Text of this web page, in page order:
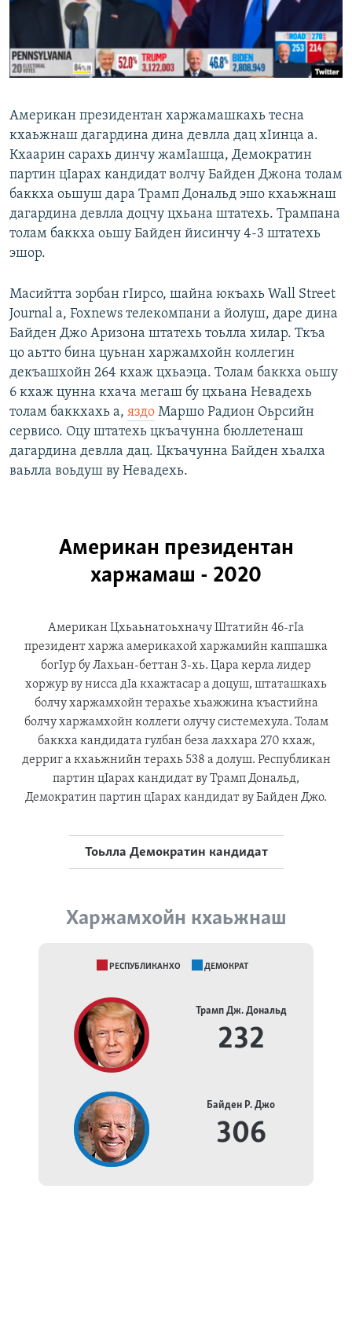
Американ президентан харжамашкахь тесна
кхаьжнаш дагардина дина девлла дац хIинца а.
Кхаарин сарахь динчу жамIашца, Демократин
партин цIарах кандидат волчу Байден Джона толам
баккха оьшуш дара Трамп Дональд эшо кхаьжнаш
дагардина девлла доцчу цхьана штатехь. Трампана
толам баккха оьшу Байден йисинчу 4-3 штатехь
эшор.
Масийтта зорбан гIирсо, шайна юкъахь Wall Street
Journal а, Foxnews телекомпани а йолуш, даре дина
Байден Джо Аризона штатехь тоьлла хилар. Ткъа
цо аьтто бина цуьнан харжамхойн коллегин
декъашхойн 264 кхаж цхьаэца. Толам баккха оьшу
6 кхаж цунна кхача мегаш бу цхьана Невадехь
толам баккхахь а, яздо Маршо Радион Оьрсийн
сервисо. Оцу штатехь цкъачунна бюллетенаш
дагардина девлла дац. Цкъачунна Байден хьалха
ваьлла воьдуш ву Невадехь.